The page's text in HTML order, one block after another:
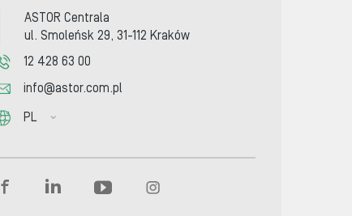
ASTOR Centrala
ul. Smoleńsk 29, 31-112 Kraków
12 428 63 00
info@astor.com.pl
PL